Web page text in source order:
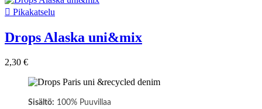
 Pikakatselu
Drops Alaska uni&mix
2,30 €
Sisältö: 100% Puuvillaa